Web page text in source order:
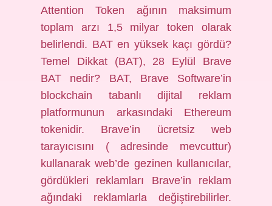
Attention Token ağının maksimum
toplam arzı 1,5 milyar token olarak
belirlendi. BAT en yüksek kaçı gördü?
Temel Dikkat (BAT), 28 Eylül Brave
BAT nedir? BAT, Brave Software’in
blockchain tabanlı dijital reklam
platformunun arkasındaki Ethereum
tokenidir. Brave’in ücretsiz web
tarayıcısını ( adresinde mevcuttur)
kullanarak web’de gezinen kullanıcılar,
gördükleri reklamları Brave’in reklam
ağındaki reklamlarla değiştirebilirler.